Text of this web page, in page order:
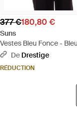
377 €180,80 €
Suns
Vestes Bleu Fonce - Bleu
De Drestige
RÉDUCTION